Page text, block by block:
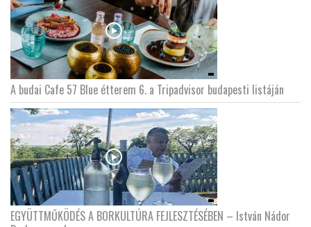
A budai Cafe 57 Blue étterem 6. a Tripadvisor budapesti listáján
EGYÜTTMŰKÖDÉS A BORKULTÚRA FEJLESZTÉSÉBEN – István Nádor